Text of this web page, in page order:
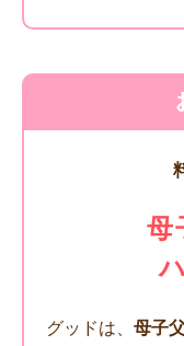
母
グッドは、 母子